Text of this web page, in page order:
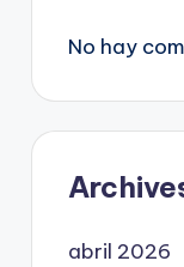
No hay
abril 2026